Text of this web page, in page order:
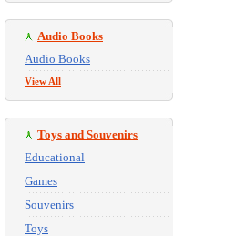
Audio Books
Audio Books
View All
Toys and Souvenirs
Educational
Games
Souvenirs
Toys